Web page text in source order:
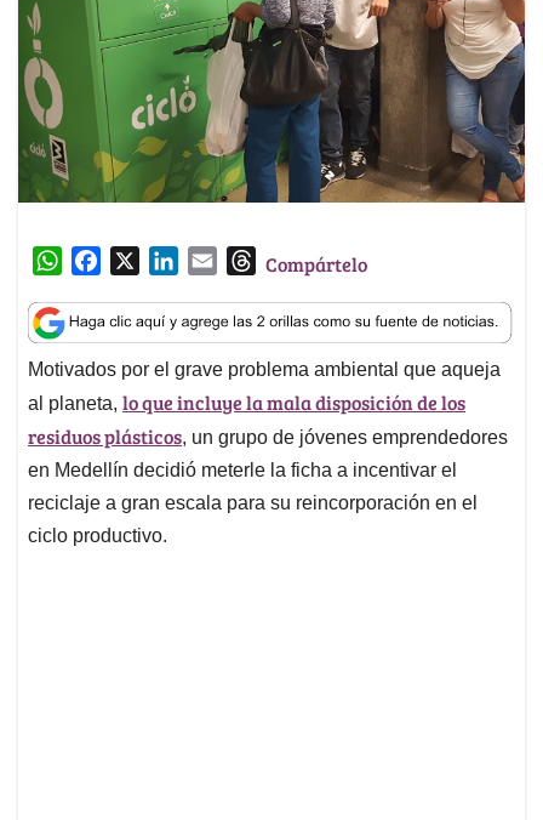
W
a
t
s
A
p
p
c
e
b
o
o
k
n
k
e
d
I
n
a
i
l
T
r
e
a
d
s
Compártelo
Motivados por el grave problema ambiental que aqueja
al planeta, lo que incluye la mala disposición de los
residuos plásticos, un grupo de jóvenes emprendedores
en Medellín decidió meterle la ficha a incentivar el
reciclaje a gran escala para su reincorporación en el
ciclo productivo.